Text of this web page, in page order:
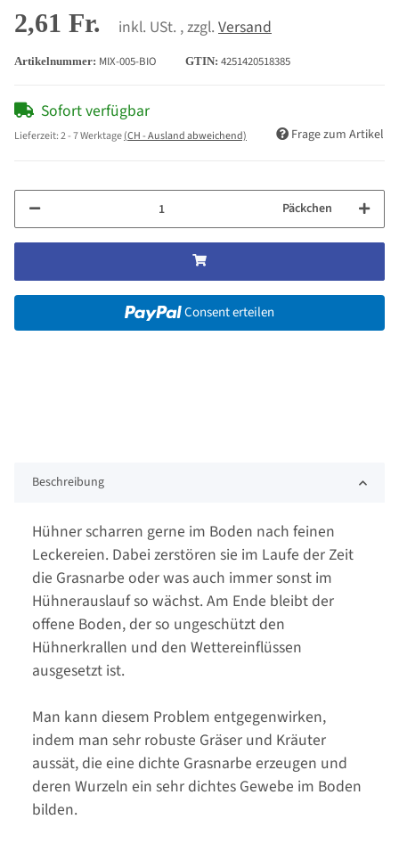
2,61 Fr. inkl. USt. , zzgl. Versand
Artikelnummer: MIX-005-BIO GTIN: 4251420518385
Sofort verfügbar
Lieferzeit:2 - 7 Werktage(CH - Ausland abweichend) Frage zum Artikel
Päckchen
Consent erteilen
Beschreibung
Hühner scharren gerne im Boden nach feinen
Leckereien. Dabei zerstören sie im Laufe der Zeit
die Grasnarbe oder was auch immer sonst im
Hühnerauslauf so wächst. Am Ende bleibt der
offene Boden, der so ungeschützt den
Hühnerkrallen und den Wettereinflüssen
ausgesetzt ist.
Man kann diesem Problem entgegenwirken,
indem man sehr robuste Gräser und Kräuter
aussät, die eine dichte Grasnarbe erzeugen und
deren Wurzeln ein sehr dichtes Gewebe im Boden
bilden.